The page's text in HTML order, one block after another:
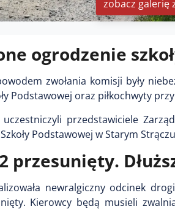
zobacz galerię
ogrodzenie
zwołania komisji były
Podstawowej oraz piłkochwyty
przedstawiciele
Podstawowej w Starym
przesunięty.
newralgiczny odcinek
Kierowcy będą musieli